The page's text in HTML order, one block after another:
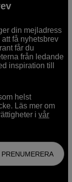
din mejladress
få nyhetsbrev
får du
från ledande
inspiration till
helst
Läs mer om
ivår
PRENUMERERA